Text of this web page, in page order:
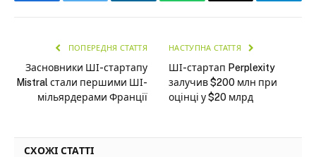
ПОПЕРЕДНЯ СТАТТЯ
Засновники ШІ-стартапу
Mistral стали першими ШІ-
мільярдерами Франції
НАСТУПНА СТАТТЯ
ШІ-стартап Perplexity
залучив $200 млн при
оцінці у $20 млрд
СХОЖІ СТАТТІ